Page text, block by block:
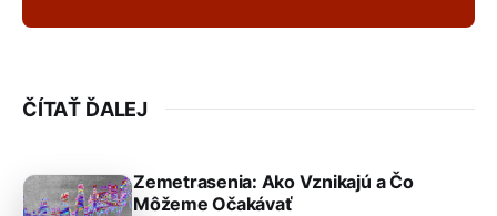
ČÍTAŤ ĎALEJ
Zemetrasenia: Ako Vznikajú a Čo
Môžeme Očakávať